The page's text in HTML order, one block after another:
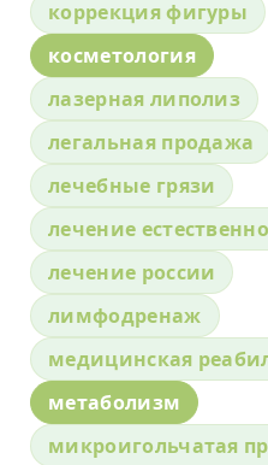
коррекция фигуры
косметология
лазерная липолиз
легальная продажа
лечебные грязи
лечение
лечение россии
лимфодренаж
медицинская
метаболизм
микроигольчатая